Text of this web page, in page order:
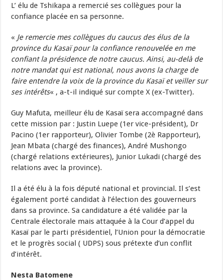
L’ élu de Tshikapa a remercié ses collègues pour la
confiance placée en sa personne.
« Je remercie mes collègues du caucus des élus de la
province du Kasaï pour la confiance renouvelée en me
confiant la présidence de notre caucus. Ainsi, au-delà de
notre mandat qui est national, nous avons la charge de
faire entendre la voix de la province du Kasaï et veiller sur
ses intérêts« , a-t-il indiqué sur compte X (ex-Twitter).
Guy Mafuta, meilleur élu de Kasaï sera accompagné dans
cette mission par : Justin Luepe (1er vice-président), Dr
Pacino (1er rapporteur), Olivier Tombe (2è Rapporteur),
Jean Mbata (chargé des finances), André Mushongo
(chargé relations extérieures), Junior Lukadi (chargé des
relations avec la province).
Il a été élu à la fois député national et provincial. Il s’est
également porté candidat à l’élection des gouverneurs
dans sa province. Sa candidature a été validée par la
Centrale électorale mais attaquée à la Cour d’appel du
Kasaï par le parti présidentiel, l’Union pour la démocratie
et le progrès social ( UDPS) sous prétexte d’un conflit
d’intérêt.
Nesta Batomene